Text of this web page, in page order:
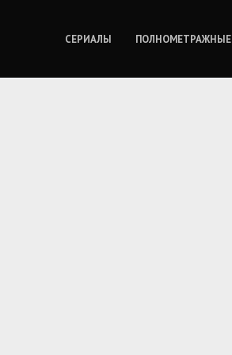
СЕРИАЛЫ ПОЛНОМЕТРАЖНЫЕ